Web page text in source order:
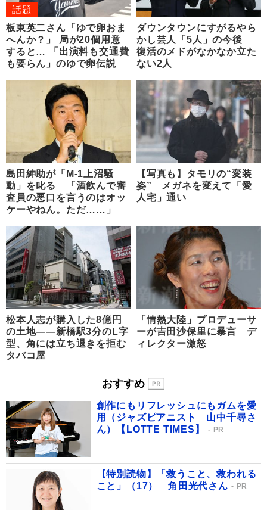
話題
板東英二さん「ゆで卵おま
へんか？」 局が20個用意
すると… 「出演料も交通費
も要らん」のゆで卵伝説
ダウンタウンにすがるやら
かし芸人「5人」の今後
復活のメドがなかなか立た
ない2人
島田紳助が「M-1上沼騒
動」を叱る 「酒飲んで審
査員の悪口を言うのはオッ
ケーやねん。ただ……」
【写真も】タモリの“変装
姿” メガネを変えて「愛
人宅」通い
松本人志が購入した8億円
の土地――新橋駅3分のL字
型、角には立ち退きを拒む
タバコ屋
「情熱大陸」プロデューサ
ーが吉田沙保里に暴言 デ
ィレクター激怒
おすすめ
創作にもリフレッシュにもガムを愛
用（ジャズピアニスト 山中千尋さ
ん）【LOTTE TIMES】
PR
【特別読物】「救うこと、救われる
こと」（17） 角田光代さん
PR